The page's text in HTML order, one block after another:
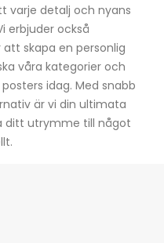
varje detalj och nyans
erbjuder också
skapa en personlig
våra kategorier och
idag. Med snabb
är vi din ultimata
ditt utrymme till något